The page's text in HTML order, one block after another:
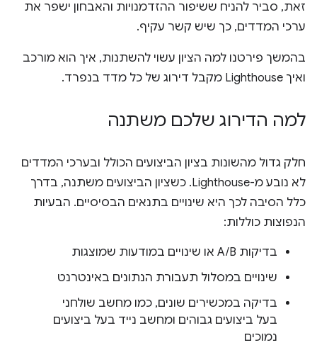
זאת, סביר להניח ששיפור ההזדמנויות והאבחון ישפר את
ערכי המדדים, כך שיש קשר עקיף.
בהמשך פירטנו למה הציון עשוי להשתנות, איך הוא מורכב
ואיך Lighthouse מקבל דירוג של כל מדד בנפרד.
למה הדירוג שלכם משתנה
חלק גדול מהשונות בציון הביצועים הכולל ובערכי המדדים
לא נובע מ-Lighthouse. כשציון הביצועים משתנה, בדרך
כלל הסיבה לכך היא שינויים בתנאים הבסיסיים. הבעיות
הנפוצות כוללות:
בדיקות A/B או שינויים במודעות שמוצגות
שינויים במסלול תעבורת הנתונים באינטרנט
בדיקה במכשירים שונים, כמו מחשב שולחני
בעל ביצועים גבוהים ומחשב נייד בעל ביצועים
נמוכים